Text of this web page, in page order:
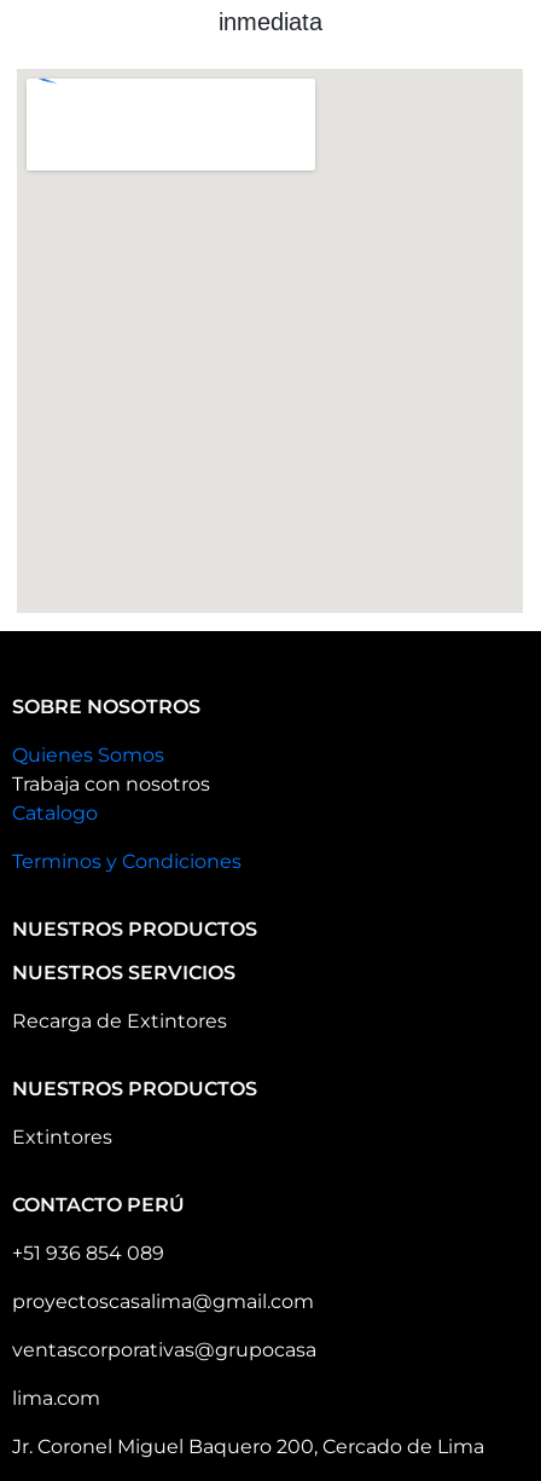
inmediata
SOBRE NOSOTROS
Quienes Somos
Trabaja con nosotros
Catalogo
Terminos y Condiciones
NUESTROS PRODUCTOS
NUESTROS SERVICIOS
Recarga de Extintores
NUESTROS PRODUCTOS
Extintores
CONTACTO PERÚ
+51 936 854 089
proyectoscasalima@gmail.com
ventascorporativas@grupocasa
lima.com
Jr. Coronel Miguel Baquero 200, Cercado de Lima